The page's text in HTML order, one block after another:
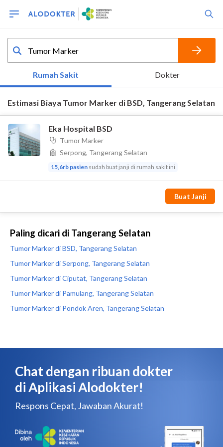
Paling dicari di Tangerang Selatan
Tumor Marker di BSD, Tangerang Selatan
Tumor Marker di Serpong, Tangerang Selatan
Tumor Marker di Ciputat, Tangerang Selatan
Tumor Marker di Pamulang, Tangerang Selatan
Tumor Marker di Pondok Aren, Tangerang Selatan